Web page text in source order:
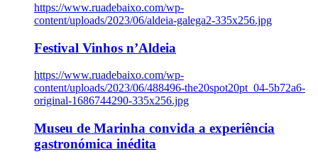
https://www.ruadebaixo.com/wp-
content/uploads/2023/06/aldeia-galega2-335x256.jpg
Festival Vinhos n’Aldeia
https://www.ruadebaixo.com/wp-
content/uploads/2023/06/488496-the20spot20pt_04-5b72a6-
original-1686744290-335x256.jpg
Museu de Marinha convida a experiência
gastronómica inédita